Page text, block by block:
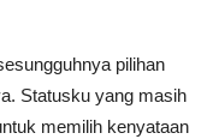
pilihan
Statusku yang masih
memilih kenyataan